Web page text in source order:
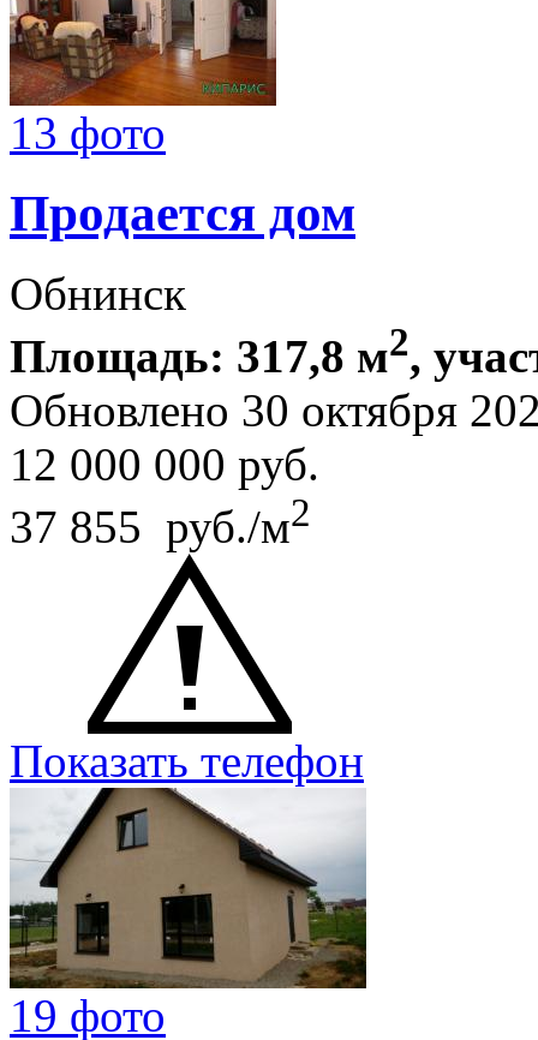
13 фото
Продается дом
Обнинск
Площадь: 317,8 м2,
Обновлено 30 октября
12 000 000 руб.
37 855 руб./м2
Показать телефон
19 фото